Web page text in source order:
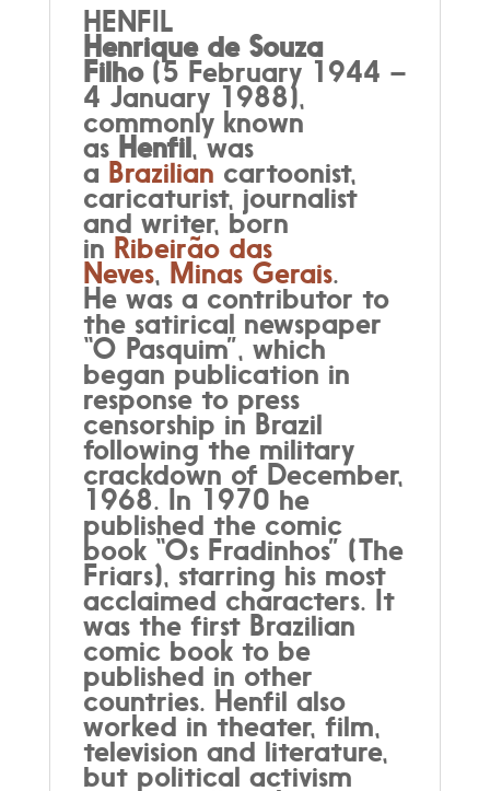
HENFIL
Henrique de Souza
Filho(5 February 1944 –
4 January 1988),
commonly known
as Henfil, was
a Brazilian cartoonist,
caricaturist, journalist
and writer, born
in Ribeirão das
Neves, Minas Gerais.
He was a contributor to
the satirical newspaper
“O Pasquim”, which
began publication in
response to press
censorship in Brazil
following the military
crackdown of December,
1968. In 1970 he
published the comic
book “Os Fradinhos” (The
Friars), starring his most
acclaimed characters. It
was the first Brazilian
comic book to be
published in other
countries. Henfil also
worked in theater, film,
television and literature,
but political activism